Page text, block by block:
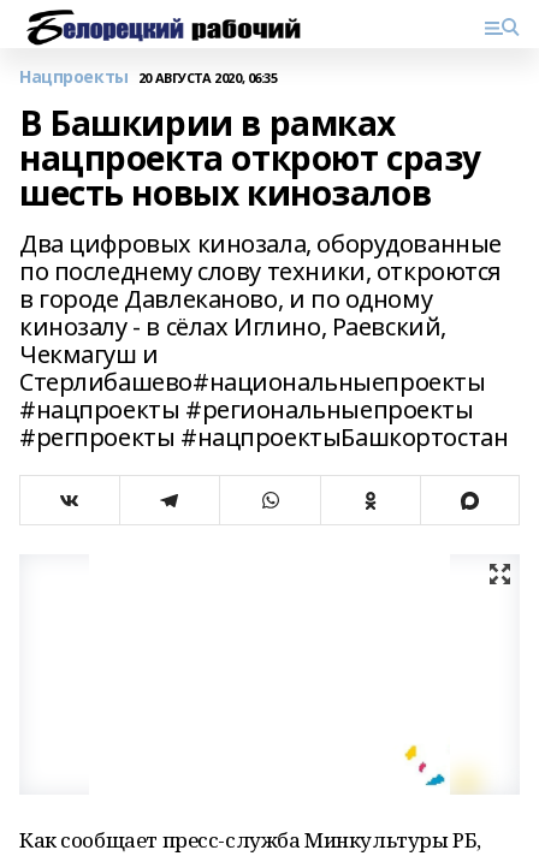
Нацпроекты 20 АВГУСТА 2020, 06:35
В Башкирии в рамках
нацпроекта откроют сразу
шесть новых кинозалов
Два цифровых кинозала, оборудованные
по последнему слову техники, откроются
в городе Давлеканово, и по одному
кинозалу - в сёлах Иглино, Раевский,
Чекмагуш и
Стерлибашево#национальныепроекты
#нацпроекты #региональныепроекты
#регпроекты #нацпроектыБашкортостан
Как сообщает пресс-служба Минкультуры РБ,